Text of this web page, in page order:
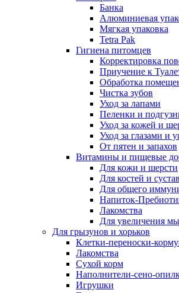
Банка
Алюминиевая
Мягкая упаковка
Tetra Pak
Гигиена питомцев
Корректировка
Приучение к
Обработка
Чистка зубов
Уход за лапами
Пеленки и
Уход за кожей и
Уход за глазами и
От пятен и запахов
Витамины и пищевые
Для кожи и шерсти
Для костей и
Для общего
Напиток-
Лакомства
Для увеличения
Для грызунов и хорьков
Клетки-переноски-
Лакомства
Сухой корм
Наполнители-сено-
Игрушки